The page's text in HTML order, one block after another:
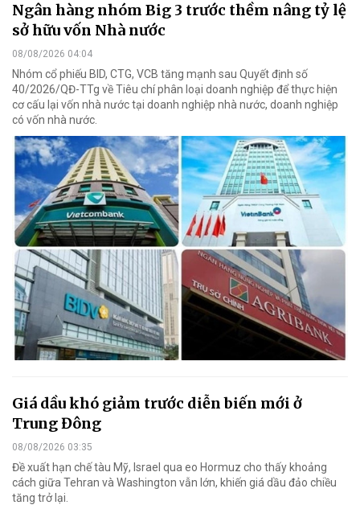
Ngân hàng nhóm Big 3 trước thềm nâng tỷ lệ
sở hữu vốn Nhà nước
08/08/2026 04:04
Nhóm cổ phiếu BID, CTG, VCB tăng mạnh sau Quyết định số
40/2026/QĐ-TTg về Tiêu chí phân loại doanh nghiệp để thực hiện
cơ cấu lại vốn nhà nước tại doanh nghiệp nhà nước, doanh nghiệp
có vốn nhà nước.
Giá dầu khó giảm trước diễn biến mới ở
Trung Đông
08/08/2026 03:35
Đề xuất hạn chế tàu Mỹ, Israel qua eo Hormuz cho thấy khoảng
cách giữa Tehran và Washington vẫn lớn, khiến giá dầu đảo chiều
tăng trở lại.